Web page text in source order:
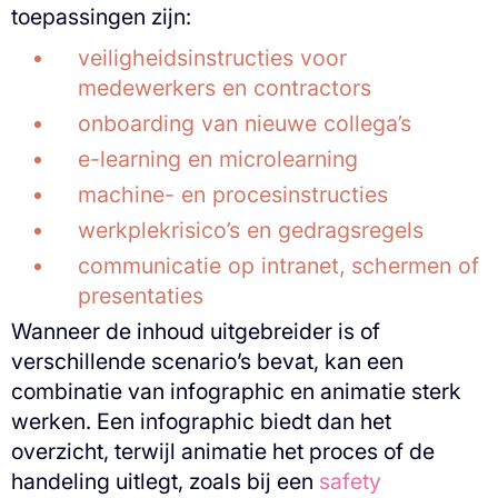
toepassingen zijn:
veiligheidsinstructies voor
medewerkers en contractors
onboarding van nieuwe collega’s
e-learning en microlearning
machine- en procesinstructies
werkplekrisico’s en gedragsregels
communicatie op intranet, schermen of
presentaties
Wanneer de inhoud uitgebreider is of
verschillende scenario’s bevat, kan een
combinatie van infographic en animatie sterk
werken. Een infographic biedt dan het
overzicht, terwijl animatie het proces of de
handeling uitlegt, zoals bij een safety